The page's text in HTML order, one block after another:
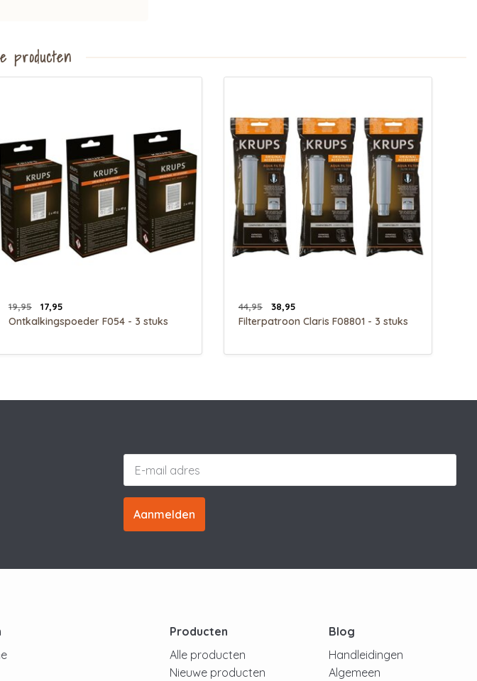
producten
19,95 17,95
Ontkalkingspoeder F054 - 3 stuks
44,95 38,95
Filterpatroon Claris F08801 - 3 stuks
Aanmelden
Producten
Alle producten
Nieuwe producten
Blog
Handleidingen
Algemeen